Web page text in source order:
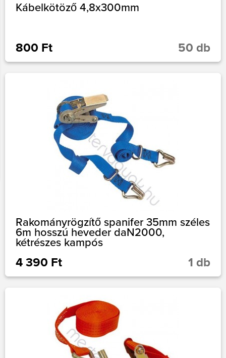
Kábelkötöző 4,8x300mm
800 Ft 50 db
Rakományrögzítő spanifer 35mm széles
6m hosszú heveder daN2000,
kétrészes kampós
4 390 Ft 1 db